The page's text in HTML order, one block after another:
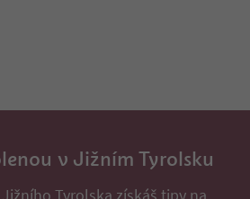
v Jižním Tyrolsku